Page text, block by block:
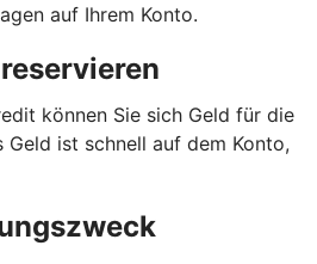
auf Ihrem Konto.
können Sie sich Geld für die
Geld ist schnell auf dem Konto,